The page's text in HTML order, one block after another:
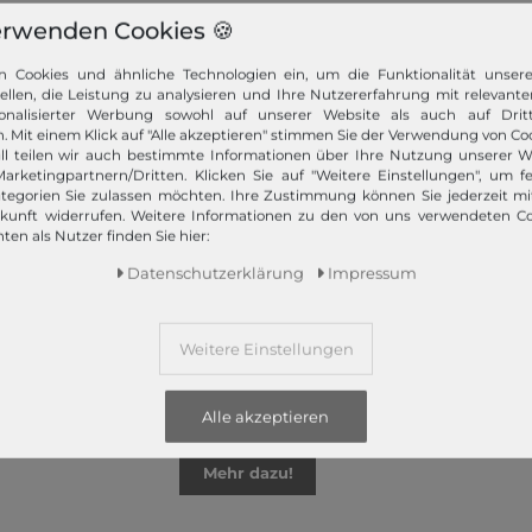
bietet Ihnen die angesagtesten Modetrends. Und das 365
nur das Beste! Ausgewählte Marken, wie TOMMY HILFIGER,
Campomaggi oder LIEBESKIND BERLIN.
Schneller Versand!
Premiumversand.
Mehr dazu!
Cookies 🍪
Cookies und ähnliche Technologien ein, um die Funktionalität
die Leistung zu analysieren und Ihre Nutzererfahrung mit
Werbung sowohl auf unserer Website als auch auf
Mit einem Klick auf "Alle akzeptieren" stimmen Sie der Verwendung von
teilen wir auch bestimmte Informationen über Ihre Nutzung unserer
Dritten. Klicken Sie auf "Weitere Einstellungen", um
Sie zulassen möchten. Ihre Zustimmung können Sie jederzeit
widerrufen. Weitere Informationen zu den von uns verwendeten
als Nutzer finden Sie hier:
Daten­schutz­erklärung Impressum
Weitere Einstellungen
Alle akzeptieren